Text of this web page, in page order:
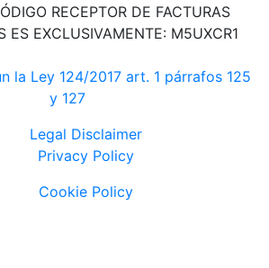
RECEPTOR DE FACTURAS
ES EXCLUSIVAMENTE: M5UXCR1
la Ley 124/2017 art. 1 párrafos 125
y 127
Legal Disclaimer
Privacy Policy
Cookie Policy